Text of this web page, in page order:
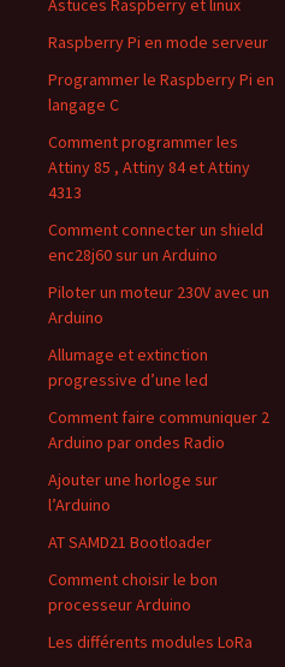
Astuces Raspberry et linux
Raspberry Pi en mode serveur
Programmer le Raspberry Pi en
langage C
Comment programmer les
Attiny 85 , Attiny 84 et Attiny
4313
Comment connecter un shield
enc28j60 sur un Arduino
Piloter un moteur 230V avec un
Arduino
Allumage et extinction
progressive d’une led
Comment faire communiquer 2
Arduino par ondes Radio
Ajouter une horloge sur
l’Arduino
AT SAMD21 Bootloader
Comment choisir le bon
processeur Arduino
Les différents modules LoRa